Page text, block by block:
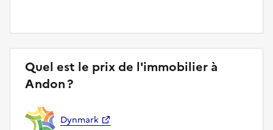
Quel est le prix de l'immobilier à
Andon ?
Dynmark